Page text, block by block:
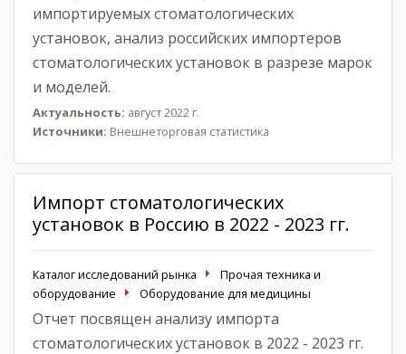
импортируемых стоматологических
установок, анализ российских импортеров
стоматологических установок в разрезе марок
и моделей.
Актуальность: август 2022 г.
Источники: Внешнеторговая статистика
Импорт стоматологических
установок в Россию в 2022 - 2023 гг.
Каталог исследований рынка
Прочая техника и
оборудование
Оборудование для медицины
Отчет посвящен анализу импорта
стоматологических установок в 2022 - 2023 гг.